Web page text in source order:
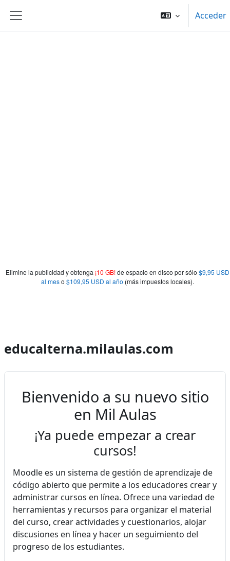
Elimine la publicidad y obtenga ¡10 GB!de espacio en disco por sólo $9,95 USD
al meso $109,95 USD al año (más impuestos locales).
Panel lateral
Acceder
educalterna.milaulas.com
Bienvenido a su nuevo sitio
en Mil Aulas
¡Ya puede empezar a crear
cursos!
Moodle es un sistema de gestión de aprendizaje de
código abierto que permite a los educadores crear y
administrar cursos en línea. Ofrece una variedad de
herramientas y recursos para organizar el material
del curso, crear actividades y cuestionarios, alojar
discusiones en línea y hacer un seguimiento del
progreso de los estudiantes.